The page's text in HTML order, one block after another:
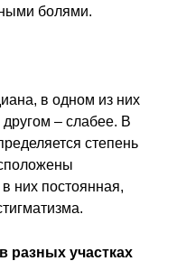
болями.
в одном из них
– слабее. В
степень
них постоянная,
разных участках